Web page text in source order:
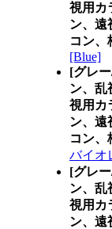
視用カ
ン、遠
コン、
[Blue]
[グレ
ン、乱
視用カ
ン、遠
コン、
バイオ
[グレ
ン、乱
視用カ
ン、遠